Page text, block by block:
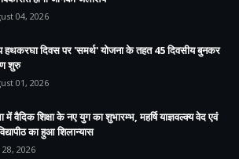
04, 2026
हथकरघा दिवस पर 'समर्थ' योजना के तहत 45 दिवसीय बुनकर
शुरु
01, 2026
में वैदिक शिक्षा के नए युग का शुभारम्भ, महर्षि याज्ञवल्क्य वेद एवं
का हुआ शिलान्यास
28, 2026